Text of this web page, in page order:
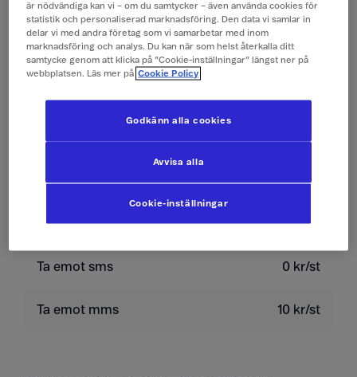
Surfa
149 kr/dygn (0,1 GB)
(Surfpass)
Ringa och ta emot
Ringa röstbrevlåda 19 kr/min
Skicka sms 4 kr/st
Skicka mms 10 kr/st
Ta emot sms 0 kr/st
Ta emot mms 10 kr/st
är nödvändiga kan vi – om du samtycker – även använda cookies för
statistik och personaliserad marknadsföring. Den data vi samlar in
delar vi med andra företag som vi samarbetar med inom
marknadsföring och analys. Du kan när som helst återkalla ditt
samtycke genom att klicka på ”Cookie-inställningar” längst ner på
webbplatsen. Läs mer på Cookie Policy
Cookie-inställningar
Avvisa alla
Godkänn alla cookies